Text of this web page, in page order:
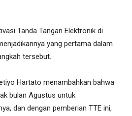
Tanda Tangan Elektronik di
yang pertama dalam
tersebut.
Hartato menambahkan bahwa
bulan Agustus untuk
dan dengan pemberian TTE ini,